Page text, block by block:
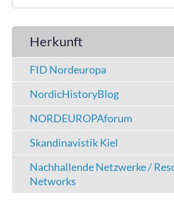
Herkunft
FID Nordeuropa
NordicHistoryBlog
NORDEUROPAforum
Skandinavistik Kiel
Nachhallende Netzwerke /
Networks